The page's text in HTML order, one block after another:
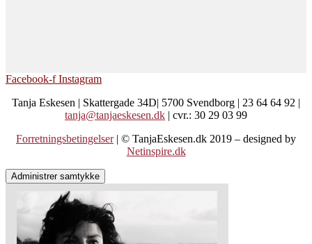
Facebook-f Instagram
Tanja Eskesen | Skattergade 34D| 5700 Svendborg | 23 64 64 92 |
tanja@tanjaeskesen.dk | cvr.: 30 29 03 99
Forretningsbetingelser | © TanjaEskesen.dk 2019 – designed by
Netinspire.dk
Administrer samtykke